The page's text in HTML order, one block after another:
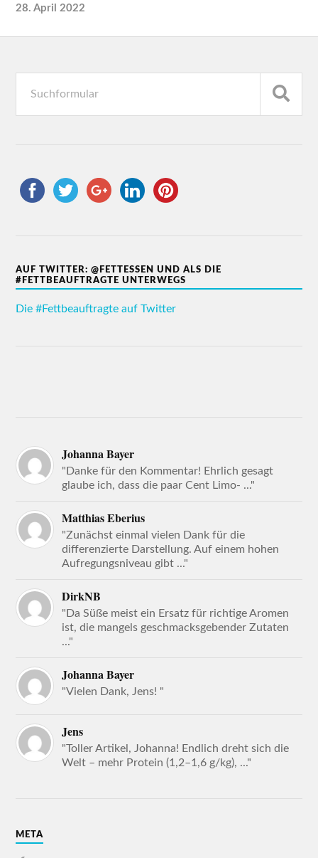
28. April 2022
AUF TWITTER: @FETTESSEN UND ALS DIE
#FETTBEAUFTRAGTE UNTERWEGS
Die #Fettbeauftragte auf Twitter
Johanna Bayer
"Danke für den Kommentar! Ehrlich gesagt
glaube ich, dass die paar Cent Limo- ..."
Matthias Eberius
"Zunächst einmal vielen Dank für die
differenzierte Darstellung. Auf einem hohen
Aufregungsniveau gibt ..."
DirkNB
"Da Süße meist ein Ersatz für richtige Aromen
ist, die mangels geschmacksgebender Zutaten
..."
Johanna Bayer
"Vielen Dank, Jens! "
Jens
"Toller Artikel, Johanna! Endlich dreht sich die
Welt – mehr Protein (1,2–1,6 g/kg), ..."
META